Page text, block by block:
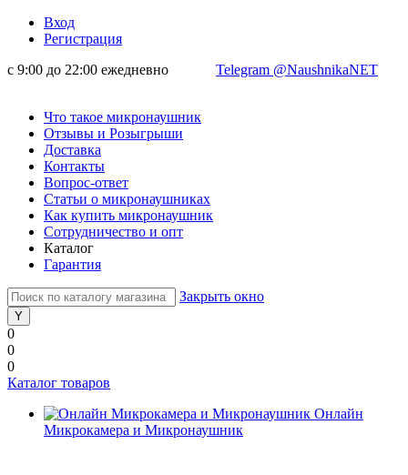
Вход
Регистрация
с 9:00 до 22:00 ежедневно
Telegram @NaushnikaNET
Что такое микронаушник
Отзывы и Розыгрыши
Доставка
Контакты
Вопрос-ответ
Статьи о микронаушниках
Как купить микронаушник
Сотрудничество и опт
Каталог
Гарантия
Закрыть окно
0
0
0
Каталог товаров
Онлайн
Микрокамера и Микронаушник